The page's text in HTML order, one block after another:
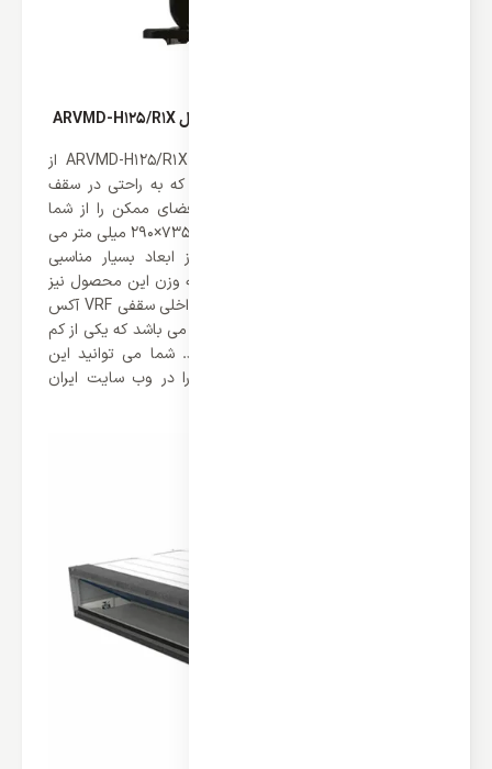
یونیت داخلی سقفی VRF آکس مدل ARVMD-H125/R1X از
ابعادی بسیار کوچک برخوردار می باشند که به راحتی در سقف
های کاذب نصب می شوند و کمترین فضای ممکن را از شما
اشغال می کنند. ابعاد این محصول 1250×735×290 میلی متر می
باشد که همانطور مشاهده می کنید از ابعاد بسیار مناسبی
برخوردار می باشد. همچنین باید گفت که وزن این محصول نیز
بسیار کم می باشد، وزن خالص یونیت داخلی سقفی VRF آکس
مدل ARVMD-H125/R1X تنها 42 کیلوگرم می باشد که یکی از کم
وزن ترین یونیت های داخلی می باشد. شما می توانید این
محصول و سایر محصولات برند آکس را در وب سایت ایران